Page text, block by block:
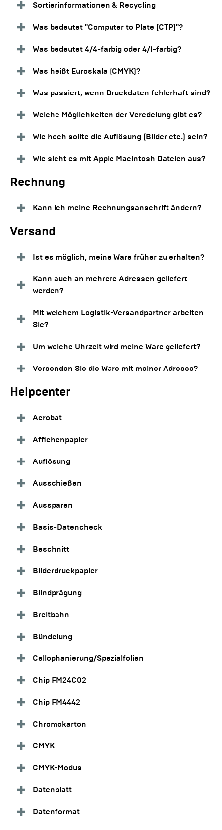
Sortierinformationen & Recycling
Was bedeutet "Computer to Plate (CTP)"?
Was bedeutet 4/4-farbig oder 4/1-farbig?
Was heißt Euroskala (CMYK)?
Was passiert, wenn Druckdaten fehlerhaft sind?
Welche Möglichkeiten der Veredelung gibt es?
Wie hoch sollte die Auflösung (Bilder etc.) sein?
Wie sieht es mit Apple Macintosh Dateien aus?
Rechnung
Kann ich meine Rechnungsanschrift ändern?
Versand
Ist es möglich, meine Ware früher zu erhalten?
Kann auch an mehrere Adressen geliefert
werden?
Mit welchem Logistik-Versandpartner arbeiten
Sie?
Um welche Uhrzeit wird meine Ware geliefert?
Versenden Sie die Ware mit meiner Adresse?
Helpcenter
Acrobat
Affichenpapier
Auflösung
Ausschießen
Aussparen
Basis-Datencheck
Beschnitt
Bilderdruckpapier
Blindprägung
Breitbahn
Bündelung
Cellophanierung/Spezialfolien
Chip FM24C02
Chip FM4442
Chromokarton
CMYK
CMYK-Modus
Datenblatt
Datenformat